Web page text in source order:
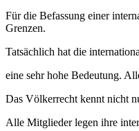
Für die Befassung einer
Grenzen.
Tatsächlich hat die
eine sehr hohe Bedeutung.
Das Völkerrecht kennt nicht
Alle Mitglieder legen ihre